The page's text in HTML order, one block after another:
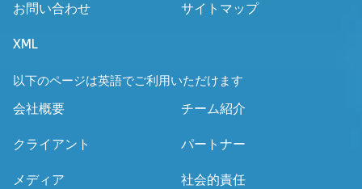
お問い合わせ サイトマップ
XML
以下のページは英語でご利用いただけます
会社概要 チーム紹介
クライアント パートナー
メディア 社会的責任